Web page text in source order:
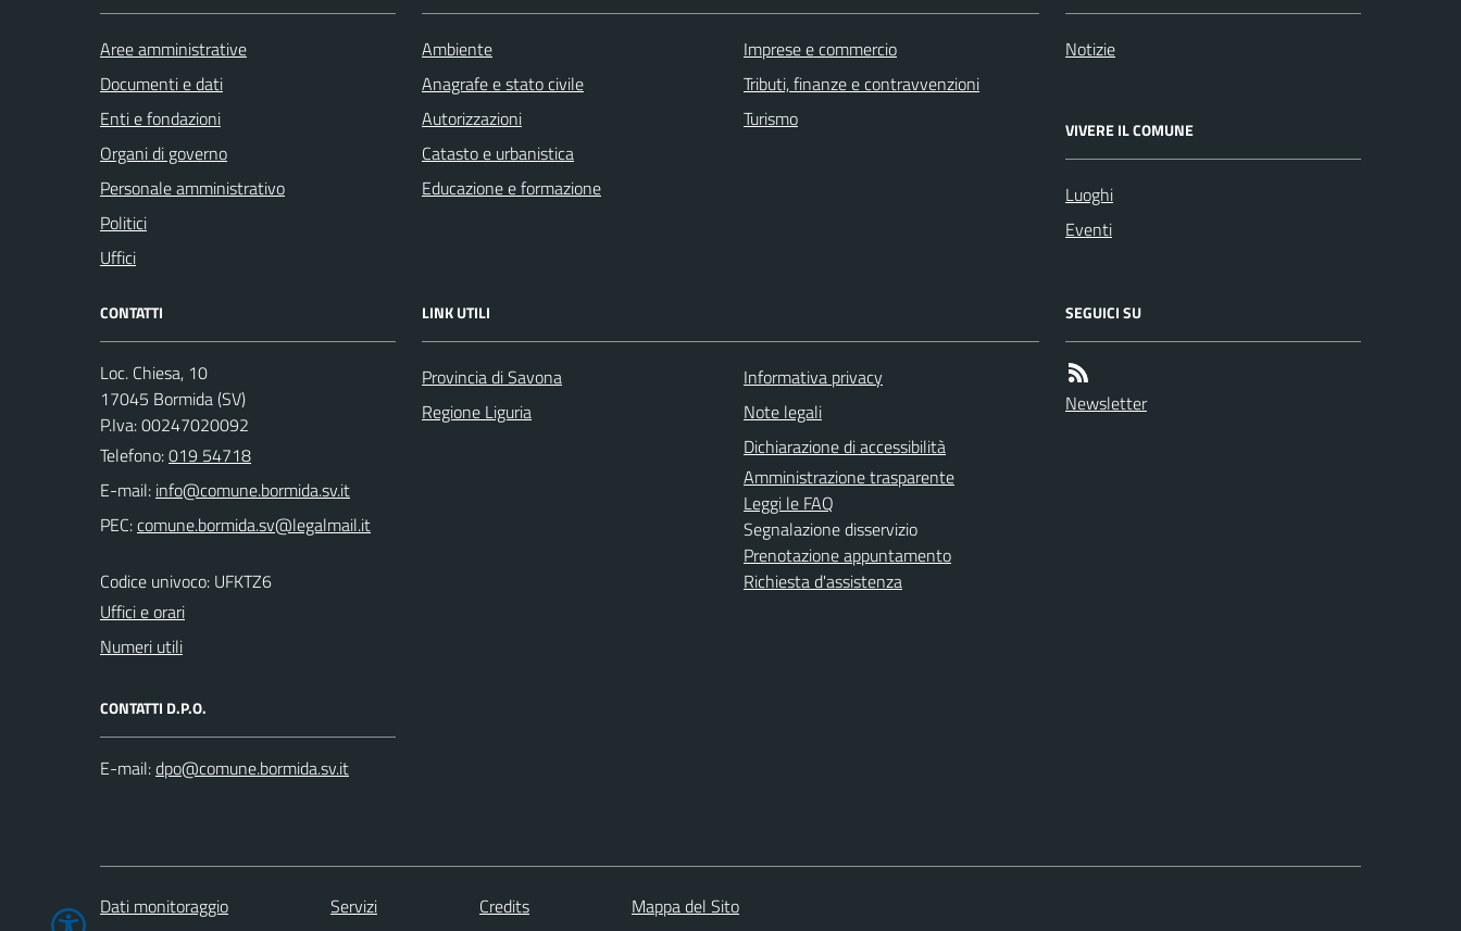
Aree amministrative
Documenti e dati
Enti e fondazioni
Organi di governo
Personale amministrativo
Politici
Uffici
Ambiente
Anagrafe e stato civile
Autorizzazioni
Catasto e urbanistica
Educazione e formazione
Imprese e commercio
Tributi, finanze e contravvenzioni
Turismo
Notizie
VIVERE IL COMUNE
Luoghi
Eventi
CONTATTI
Loc. Chiesa, 10
17045 Bormida (SV)
P.Iva: 00247020092
Telefono:019 54718
E-mail:
PEC:
Codice univoco: UFKTZ6
Uffici e orari
Numeri utili
CONTATTI D.P.O.
E-mail:
LINK UTILI
Provincia di Savona
Regione Liguria
Informativa privacy
Note legali
Dichiarazione di accessibilità
Amministrazione trasparente
Leggi le FAQ
Segnalazione disservizio
Prenotazione appuntamento
Richiesta d'assistenza
SEGUICI SU
Newsletter
Dati monitoraggio Servizi Credits Mappa del Sito